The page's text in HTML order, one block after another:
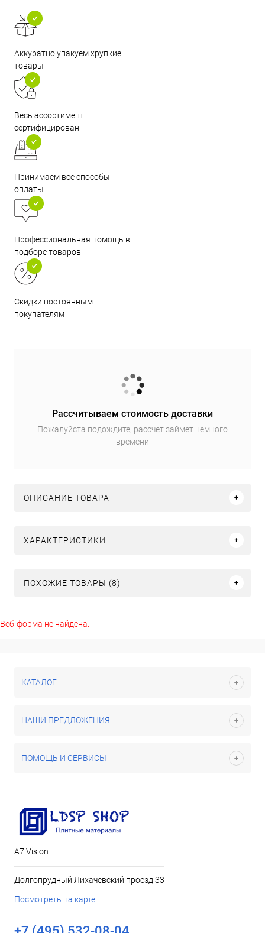
Аккуратно упакуем хрупкие
товары
Весь ассортимент
сертифицирован
Принимаем все способы
оплаты
Профессиональная помощь в
подборе товаров
Скидки постоянным
покупателям
Рассчитываем стоимость доставки
Пожалуйста подождите, рассчет займет немного
времени
ОПИСАНИЕ ТОВАРА
ХАРАКТЕРИСТИКИ
ПОХОЖИЕ ТОВАРЫ (8)
Веб-форма не найдена.
КАТАЛОГ
НАШИ ПРЕДЛОЖЕНИЯ
ПОМОЩЬ И СЕРВИСЫ
А7 Vision
Долгопрудный Лихачевский проезд 33
Посмотреть на карте